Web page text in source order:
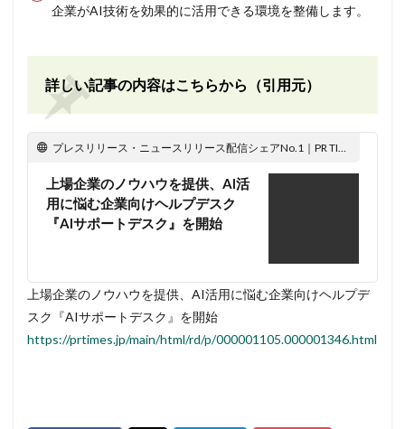
企業がAI技術を効果的に活用できる環境を整備します。
詳しい記事の内容はこちらから（引用元）
プレスリリース・ニュースリリース配信シェアNo.1｜PR TIMES
上場企業のノウハウを提供、AI活
用に悩む企業向けヘルプデスク
『AIサポートデスク』を開始
上場企業のノウハウを提供、AI活用に悩む企業向けヘルプデ
スク『AIサポートデスク』を開始
https://prtimes.jp/main/html/rd/p/000001105.000001346.html